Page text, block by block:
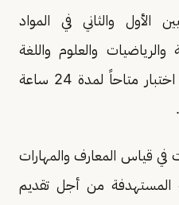
الأول والثاني في المواد
والرياضيات والعلوم واللغة
الإنجليزية، وسيكون تنفيذ كل اختبار متاحاً لمدة 24 ساعة
في قياس المعارف والمهارات
المستهدفة من أجل تقديم